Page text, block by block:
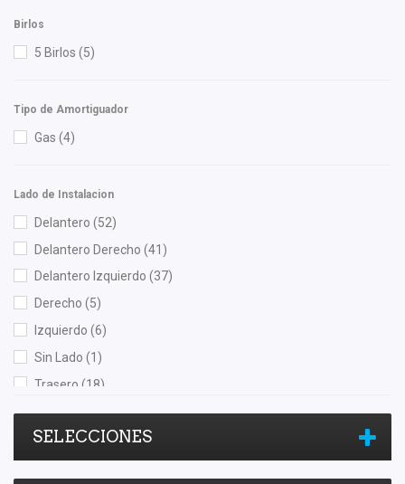
Top Engine(2)
Totalparts
Tunix(1)
Unicar(1)
Valeo(1)
Volkswagen (Original)(25)
Wagner (1)
Yokomitsu(22)
Birlos
5 Birlos (5)
Tipo de Amortiguador
Gas (4)
Lado de Instalacion
Delantero (52)
Delantero Derecho (41)
Delantero Izquierdo (37)
Derecho (5)
Izquierdo (6)
Sin Lado (1)
Trasero (18)
Trasero Derecho(5)
Trasero Izquierdo(4)
SELECCIONES